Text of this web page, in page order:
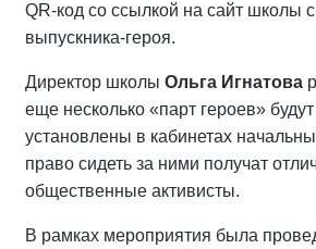
QR-код со ссылкой на сайт школы
выпускника-героя.
Директор школы Ольга Игнатова
еще несколько «парт героев»
установлены в кабинетах
право сидеть за ними получат
общественные активисты.
В рамках мероприятия была